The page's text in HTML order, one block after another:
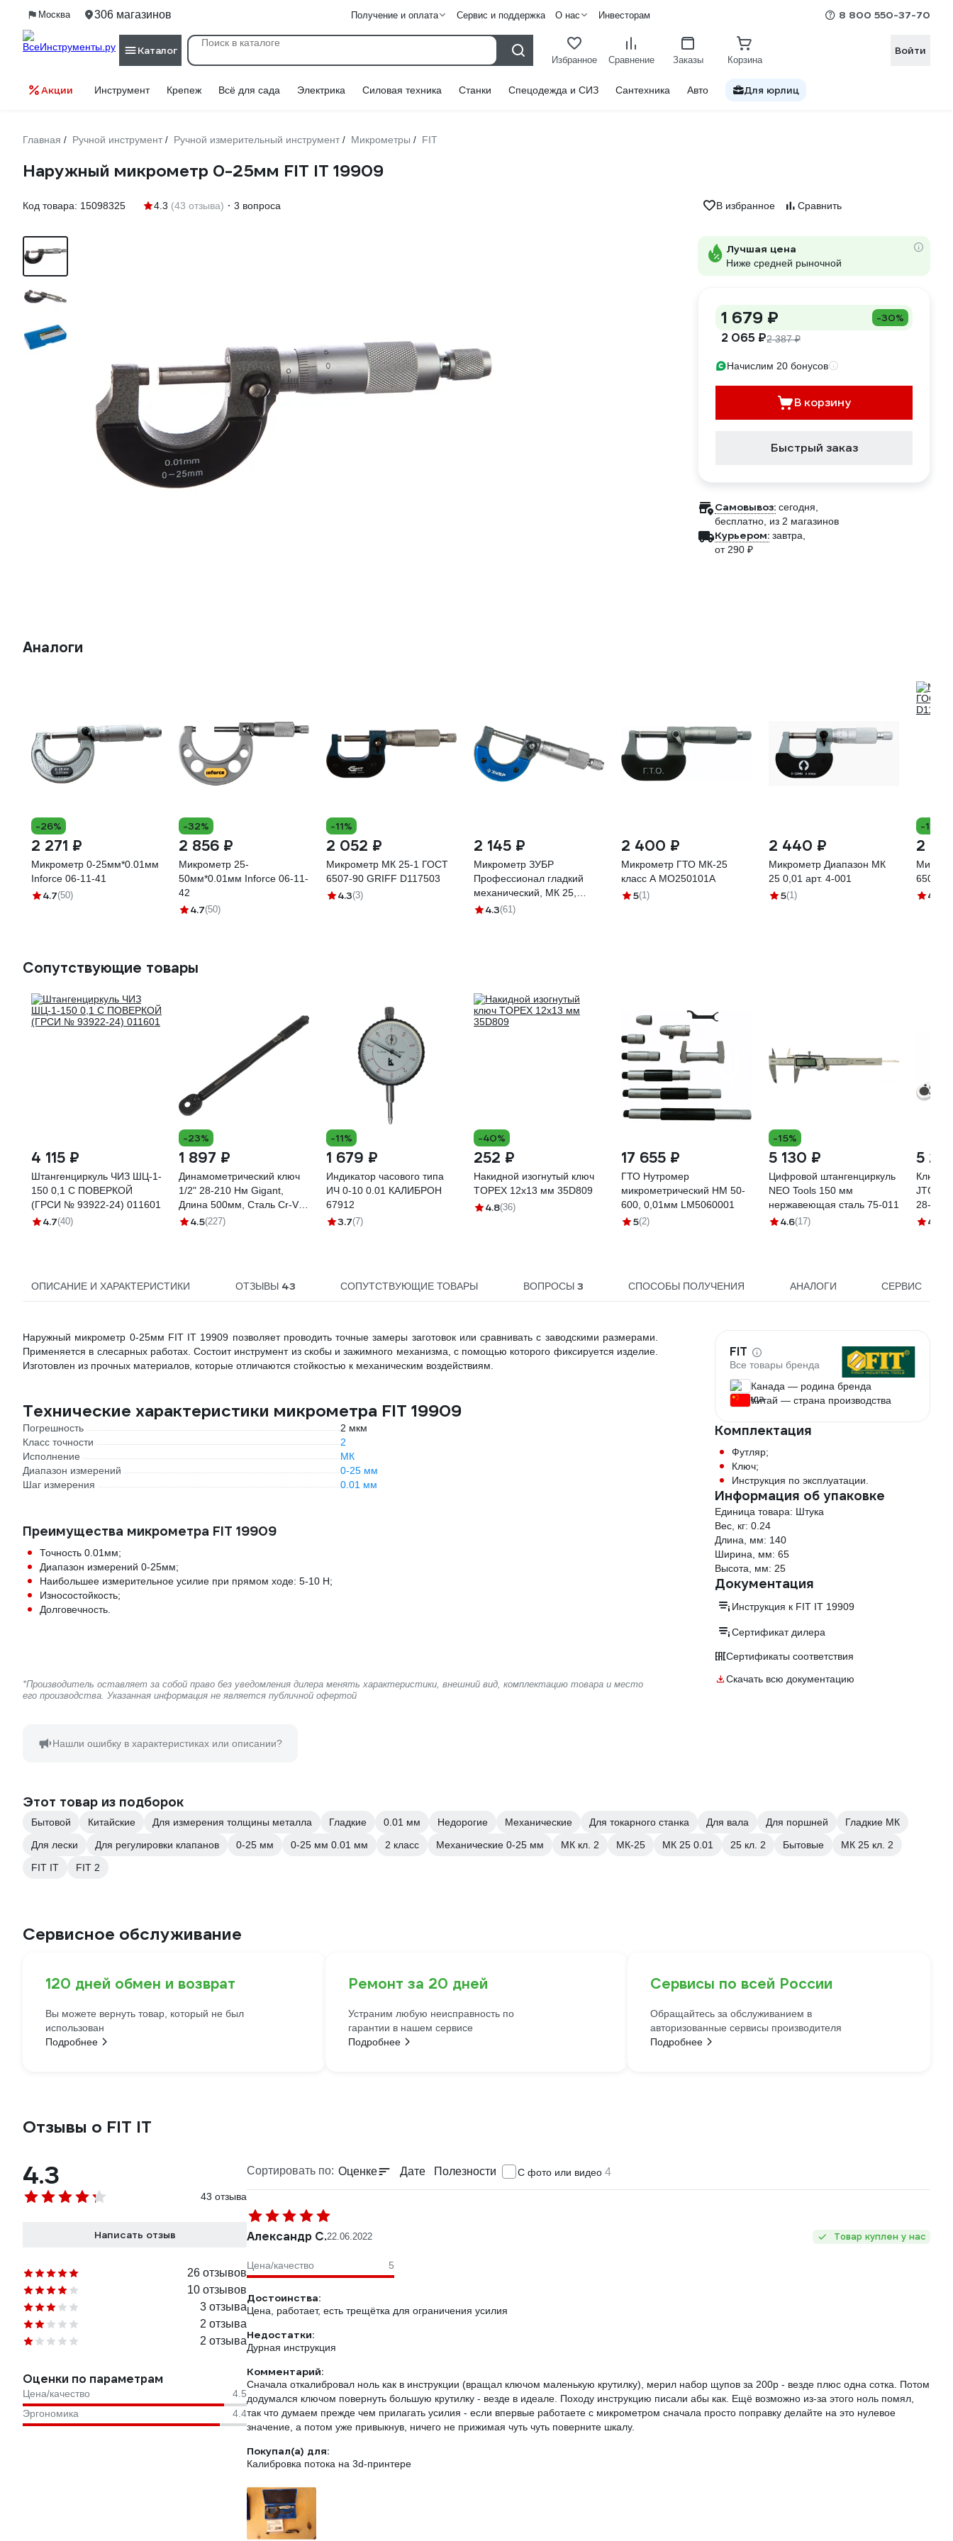
Москва 306 магазинов Получение и оплата Сервис и поддержка О нас Инвесторам 8 800 550-37-70
Каталог
Избранное Сравнение Заказы Корзина
Войти
Акции Инструмент Крепеж Всё для сада Электрика Силовая техника Станки Спецодежда и СИЗ Сантехника Авто Для юрлиц
Главная / Ручной инструмент / Ручной измерительный инструмент / Микрометры / FIT
Наружный микрометр 0-25мм FIT IT 19909
Код товара: 15098325 4.3 (43 отзыва) 3 вопроса В избранное Сравнить
Лучшая цена
Ниже средней рыночной
1 679 ₽ -30%
2 065 ₽2 387 ₽
Начислим 20 бонусов
В корзину
Быстрый заказ
Самовывоз: сегодня,
бесплатно , из 2 магазинов
Курьером: завтра,
от 290 ₽
Аналоги
-26%
2 271 ₽
Микрометр 0-25мм*0.01мм
Inforce 06-11-41
4.7(50)
-32%
2 856 ₽
Микрометр 25-
50мм*0.01мм Inforce 06-11-
42
4.7(50)
-11%
2 052 ₽
Микрометр МК 25-1 ГОСТ
6507-90 GRIFF D117503
4.3(3)
2 145 ₽
Микрометр ЗУБР
Профессионал гладкий
механический, МК 25,
диапазон 0-25мм 34480-
4.3(61)
2 400 ₽
Микрометр ГТО МК-25
класс А MO250101A
5(1)
2 440 ₽
Микрометр Диапазон МК
25 0,01 арт. 4-001
5(1)
-11%
2
6507-
4.3
Сопутствующие товары
4 115 ₽
Штангенциркуль ЧИЗ ШЦ-1-
150 0,1 С ПОВЕРКОЙ
(ГРСИ № 93922-24) 011601
4.7(40)
-23%
1 897 ₽
Динамометрический ключ
1/2" 28-210 Нм Gigant,
Длина 500мм, Сталь Cr-V,
TW-5
4.5(227)
-11%
1 679 ₽
Индикатор часового типа
ИЧ 0-10 0.01 КАЛИБРОН
67912
3.7(7)
-40%
252 ₽
Накидной изогнутый ключ
TOPEX 12x13 мм 35D809
4.8(36)
17 655 ₽
ГТО Нутромер
микрометрический НМ 50-
600, 0,01мм LM5060001
5(2)
-15%
5 130 ₽
Цифровой штангенциркуль
NEO Tools 150 мм
нержавеющая сталь 75-011
4.6(17)
5
Ключ
JTC 1/
28-210
6903
4.9
ОПИСАНИЕ И ХАРАКТЕРИСТИКИ ОТЗЫВЫ 43 СОПУТСТВУЮЩИЕ ТОВАРЫ ВОПРОСЫ 3 СПОСОБЫ ПОЛУЧЕНИЯ АНАЛОГИ СЕРВИС
Наружный микрометр 0-25мм FIT IT 19909 позволяет проводить точные замеры заготовок или сравнивать с заводскими размерами.
Применяется в слесарных работах. Состоит инструмент из скобы и зажимного механизма, с помощью которого фиксируется изделие.
Изготовлен из прочных материалов, которые отличаются стойкостью к механическим воздействиям.
Технические характеристики микрометра FIT 19909
Погрешность
2 мкм
Класс точности
2
Исполнение
МК
Диапазон измерений
0-25 мм
Шаг измерения
0.01 мм
Преимущества микрометра FIT 19909
Точность 0.01мм;
Диапазон измерений 0-25мм;
Наибольшее измерительное усилие при прямом ходе: 5-10 Н;
Износостойкость;
Долговечность.
*Производитель оставляет за собой право без уведомления дилера менять характеристики, внешний вид, комплектацию товара и место
его производства. Указанная информация не является публичной офертой
Нашли ошибку в характеристиках или описании?
FIT
Все товары бренда
Канада — родина бренда
Китай — страна производства
Комплектация
Футляр;
Ключ;
Инструкция по эксплуатации.
Информация об упаковке
Единица товара: Штука
Вес, кг: 0.24
Длина, мм: 140
Ширина, мм: 65
Высота, мм: 25
Документация
Инструкция к FIT IT 19909
Сертификат дилера
Сертификаты соответствия
Скачать всю документацию
Этот товар из подборок
Бытовой Китайские Для измерения толщины металла Гладкие 0.01 мм Недорогие Механические Для токарного станка Для вала Для поршней
Гладкие МК
Для лески
Для регулировки клапанов 0-25 мм 0-25 мм 0.01 мм 2 класс Механические 0-25 мм МК кл. 2 МК-25 МК 25 0.01 25 кл. 2 Бытовые
МК 25 кл. 2
FIT IT
FIT 2
Сервисное обслуживание
120 дней обмен и возврат
Вы можете вернуть товар, который не был
использован
Подробнее
Ремонт за 20 дней
Устраним любую неисправность по
гарантии в нашем сервисе
Подробнее
Сервисы по всей России
Обращайтесь за обслуживанием в
авторизованные сервисы производителя
Подробнее
Отзывы о FIT IT
4.3
43 отзыва
Написать отзыв
26 отзывов
10 отзывов
3 отзыва
2 отзыва
2 отзыва
Оценки по параметрам
Цена/качество
4.5
Эргономика
4.4
Сортировать по: Оценке Дате Полезности С фото или видео 4
Александр С.22.06.2022 Товар куплен у нас
Цена/качество 5
Достоинства:
Цена, работает, есть трещётка для ограничения усилия
Недостатки:
Дурная инструкция
Комментарий:
Сначала откалибровал ноль как в инструкции (вращал ключом маленькую крутилку), мерил набор щупов за 200р - везде плюс одна сотка. Потом
додумался ключом повернуть большую крутилку - везде в идеале. Походу инструкцию писали абы как. Ещё возможно из-за этого ноль помял,
так что думаем прежде чем прилагать усилия - если впервые работаете с микрометром сначала просто поправку делайте на это нулевое
значение, а потом уже привыкнув, ничего не прижимая чуть чуть поверните шкалу.
Покупал(а) для:
Калибровка потока на 3d-принтере